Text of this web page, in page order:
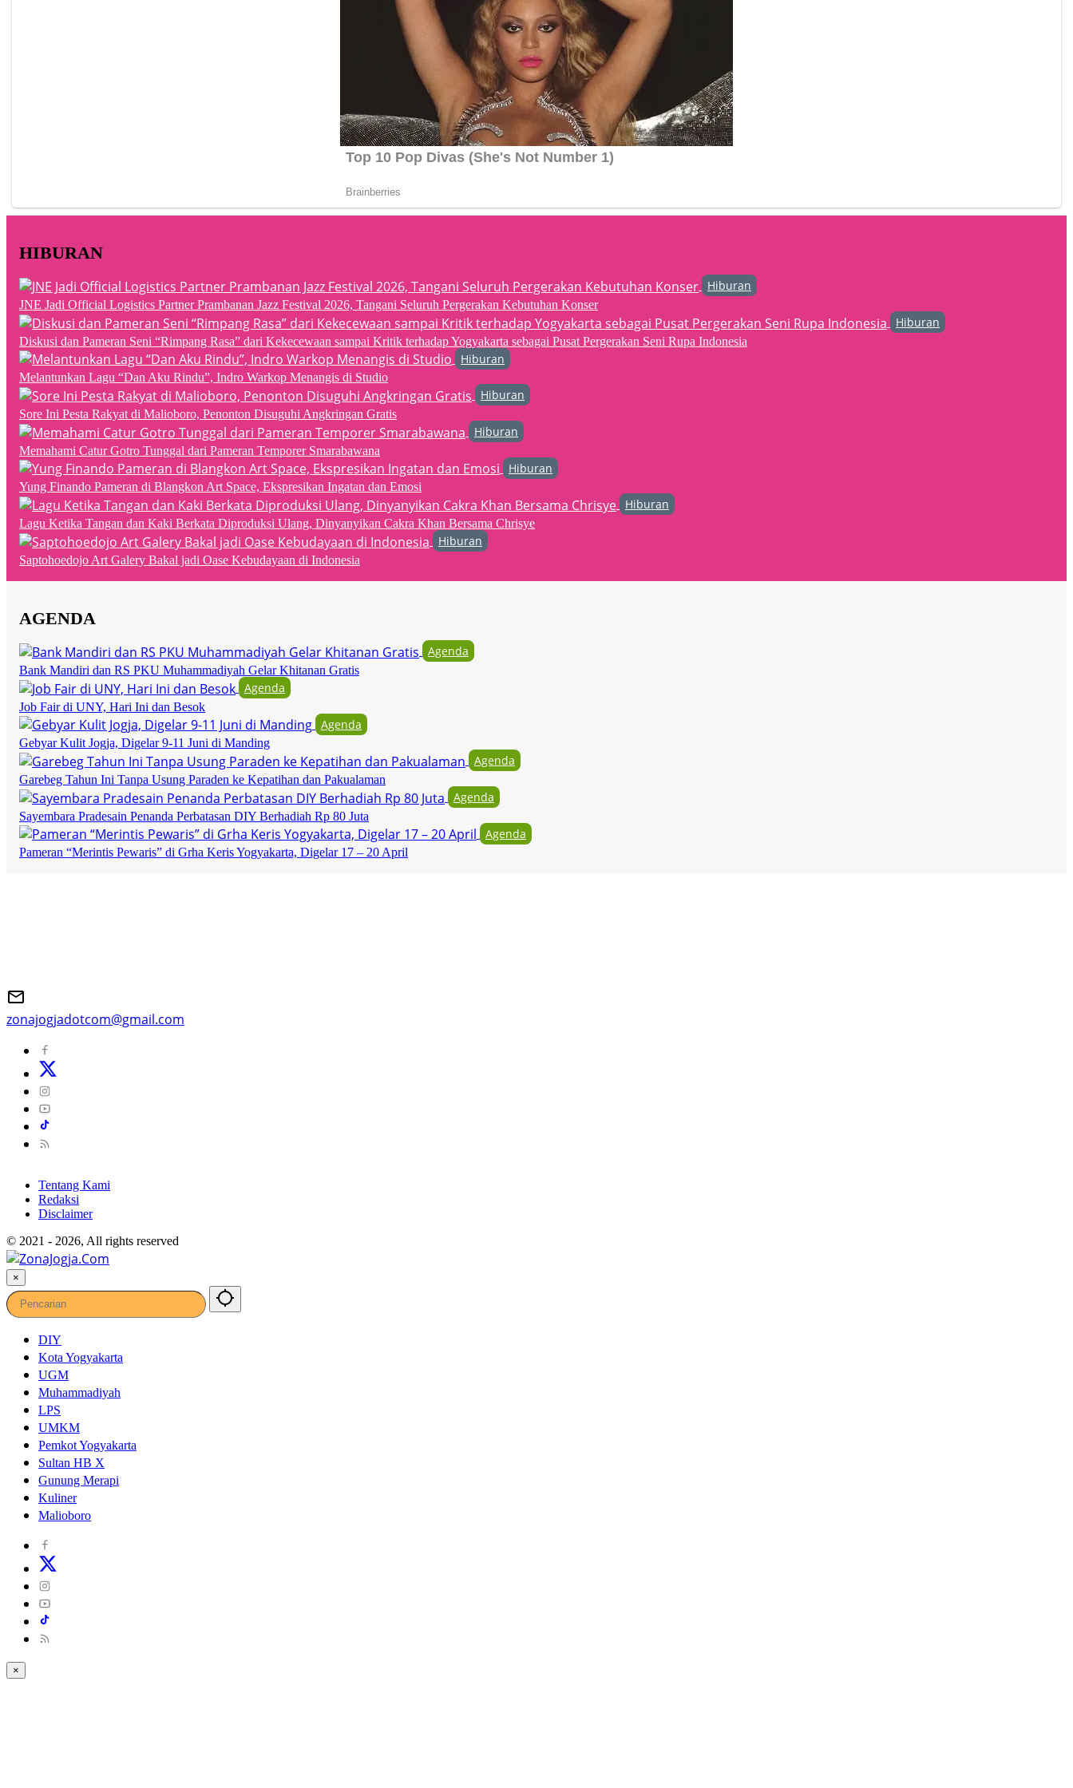
HIBURAN
Hiburan
JNE Jadi Official Logistics Partner Prambanan Jazz Festival 2026, Tangani Seluruh Pergerakan Kebutuhan Konser
Hiburan
Diskusi dan Pameran Seni “Rimpang Rasa” dari Kekecewaan sampai Kritik terhadap Yogyakarta sebagai Pusat Pergerakan Seni Rupa Indonesia
Hiburan
Melantunkan Lagu “Dan Aku Rindu”, Indro Warkop Menangis di Studio
Hiburan
Sore Ini Pesta Rakyat di Malioboro, Penonton Disuguhi Angkringan Gratis
Hiburan
Memahami Catur Gotro Tunggal dari Pameran Temporer Smarabawana
Hiburan
Yung Finando Pameran di Blangkon Art Space, Ekspresikan Ingatan dan Emosi
Hiburan
Lagu Ketika Tangan dan Kaki Berkata Diproduksi Ulang, Dinyanyikan Cakra Khan Bersama Chrisye
Hiburan
Saptohoedojo Art Galery Bakal jadi Oase Kebudayaan di Indonesia
AGENDA
Agenda
Bank Mandiri dan RS PKU Muhammadiyah Gelar Khitanan Gratis
Agenda
Job Fair di UNY, Hari Ini dan Besok
Agenda
Gebyar Kulit Jogja, Digelar 9-11 Juni di Manding
Agenda
Garebeg Tahun Ini Tanpa Usung Paraden ke Kepatihan dan Pakualaman
Agenda
Sayembara Pradesain Penanda Perbatasan DIY Berhadiah Rp 80 Juta
Agenda
Pameran “Merintis Pewaris” di Grha Keris Yogyakarta, Digelar 17 – 20 April
zonajogjadotcom@gmail.com
Tentang Kami
Redaksi
Disclaimer
© 2021 - 2026, All rights reserved
×
DIY
Kota Yogyakarta
UGM
Muhammadiyah
LPS
UMKM
Pemkot Yogyakarta
Sultan HB X
Gunung Merapi
Kuliner
Malioboro
×